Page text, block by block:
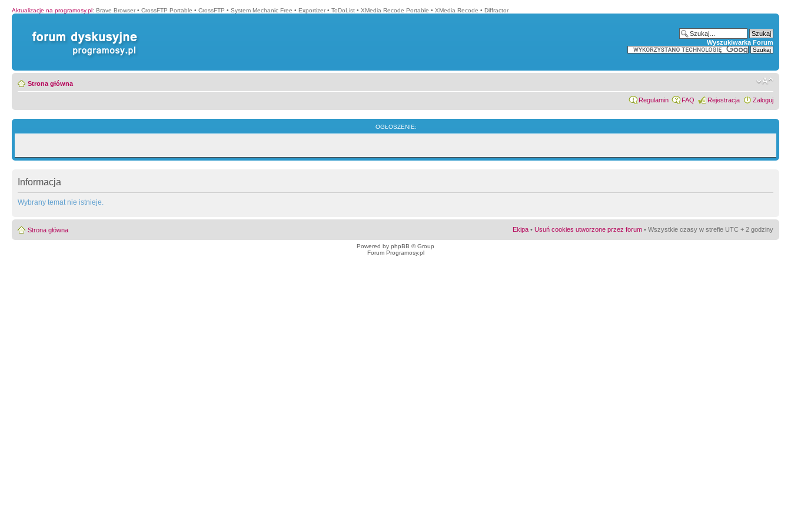
Aktualizacje na programosy.pl: Brave Browser • CrossFTP Portable • CrossFTP • System Mechanic Free • Exportizer • ToDoList • XMedia Recode Portable • XMedia Recode • Diffractor
Wyszukiwarka Forum
Strona główna
Regulamin FAQ Rejestracja Zaloguj
OGŁOSZENIE:
Informacja
Wybrany temat nie istnieje.
Strona główna Ekipa • Usuń cookies utworzone przez forum • Wszystkie czasy w strefie UTC + 2 godziny
Powered by phpBB © Group
Forum Programosy.pl